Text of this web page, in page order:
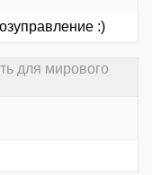
:)
для мирового